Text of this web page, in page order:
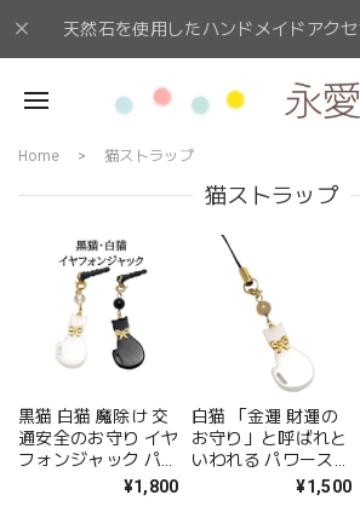
天然石を使用したハンドメイドアク
Home 猫ストラップ
猫ストラップ
黒猫 白猫 魔除け 交
通安全のお守り イヤ
フォンジャック パワ
ーストーン イヤフォ
¥1,800
白猫 「金運 財運の
お守り」と呼ばれと
いわれる パワースト
ーンストラップ ルチ
¥1,500